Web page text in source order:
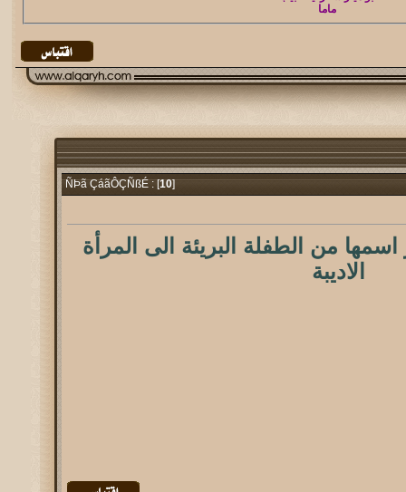
ماما
ÑÞã ÇáãÔÇÑßÉ : [
10]
من الطفلة البريئة الى المرأة
الاديبة